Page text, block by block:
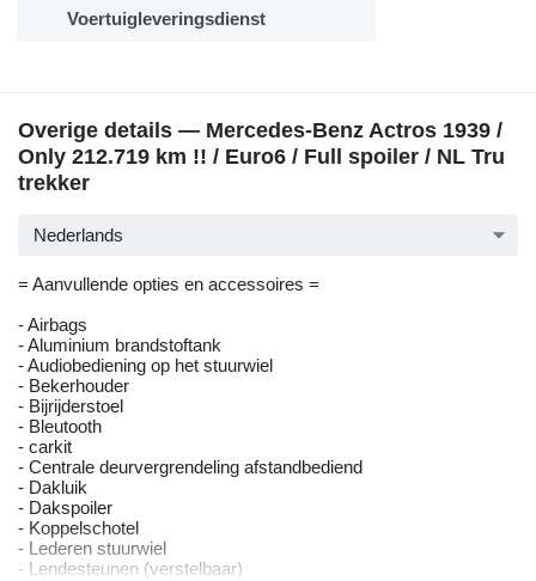
Voertuigleveringsdienst
Overige details — Mercedes-Benz Actros 1939 /
Only 212.719 km !! / Euro6 / Full spoiler / NL Tru
trekker
Nederlands
= Aanvullende opties en accessoires =
- Airbags
- Aluminium brandstoftank
- Audiobediening op het stuurwiel
- Bekerhouder
- Bijrijderstoel
- Bleutooth
- carkit
- Centrale deurvergrendeling afstandbediend
- Dakluik
- Dakspoiler
- Koppelschotel
- Lederen stuurwiel
- Lendesteunen (verstelbaar)